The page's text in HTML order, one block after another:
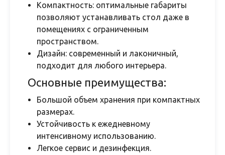
Компактность: оптимальные габариты
позволяют устанавливать стол даже в
помещениях с ограниченным
пространством.
Дизайн: современный и лаконичный,
подходит для любого интерьера.
Основные преимущества:
Большой объем хранения при компактных
размерах.
Устойчивость к ежедневному
интенсивному использованию.
Легкое сервис и дезинфекция.